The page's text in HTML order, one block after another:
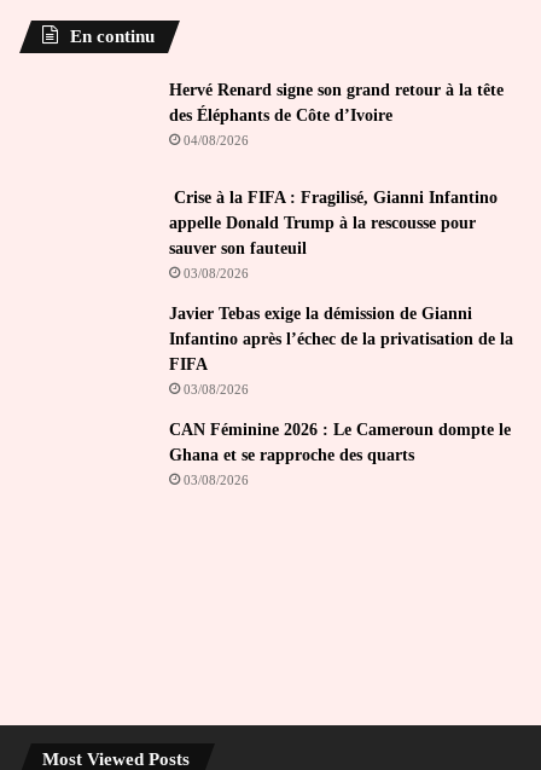
En continu
Hervé Renard signe son grand retour à la tête
des Éléphants de Côte d’Ivoire
04/08/2026
Crise à la FIFA : Fragilisé, Gianni Infantino
appelle Donald Trump à la rescousse pour
sauver son fauteuil
03/08/2026
Javier Tebas exige la démission de Gianni
Infantino après l’échec de la privatisation de la
FIFA
03/08/2026
CAN Féminine 2026 : Le Cameroun dompte le
Ghana et se rapproche des quarts
03/08/2026
Most Viewed Posts